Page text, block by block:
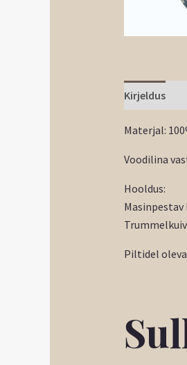
Kirjeldus
Materjal:
Voodilina
Hooldus:
Masinpestav
Piltidel